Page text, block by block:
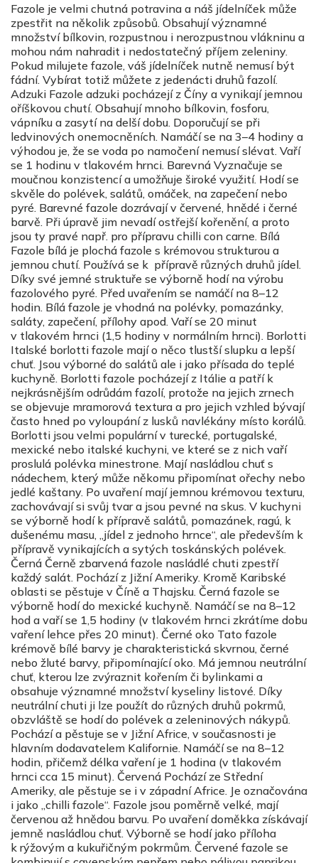
Fazole je velmi chutná potravina a náš jídelníček může
zpestřit na několik způsobů. Obsahují významné
množství bílkovin, rozpustnou i nerozpustnou vlákninu a
mohou nám nahradit i nedostatečný příjem zeleniny.
Pokud milujete fazole, váš jídelníček nutně nemusí být
fádní. Vybírat totiž můžete z jedenácti druhů fazolí.
Adzuki Fazole adzuki pocházejí z Číny a vynikají jemnou
oříškovou chutí. Obsahují mnoho bílkovin, fosforu,
vápníku a zasytí na delší dobu. Doporučují se při
ledvinových onemocněních. Namáčí se na 3–4 hodiny a
výhodou je, že se voda po namočení nemusí slévat. Vaří
se 1 hodinu v tlakovém hrnci. Barevná Vyznačuje se
moučnou konzistencí a umožňuje široké využití. Hodí se
skvěle do polévek, salátů, omáček, na zapečení nebo
pyré. Barevné fazole dozrávají v červené, hnědé i černé
barvě. Při úpravě jim nevadí ostřejší kořenění, a proto
jsou ty pravé např. pro přípravu chilli con carne. Bílá
Fazole bílá je plochá fazole s krémovou strukturou a
jemnou chutí. Používá se k přípravě různých druhů jídel.
Díky své jemné struktuře se výborně hodí na výrobu
fazolového pyré. Před uvařením se namáčí na 8–12
hodin. Bílá fazole je vhodná na polévky, pomazánky,
saláty, zapečení, přílohy apod. Vaří se 20 minut
v tlakovém hrnci (1,5 hodiny v normálním hrnci). Borlotti
Italské borlotti fazole mají o něco tlustší slupku a lepší
chuť. Jsou výborné do salátů ale i jako přísada do teplé
kuchyně. Borlotti fazole pocházejí z Itálie a patří k
nejkrásnějším odrůdám fazolí, protože na jejich zrnech
se objevuje mramorová textura a pro jejich vzhled bývají
často hned po vyloupání z lusků navlékány místo korálů.
Borlotti jsou velmi populární v turecké, portugalské,
mexické nebo italské kuchyni, ve které se z nich vaří
proslulá polévka minestrone. Mají nasládlou chuť s
nádechem, který může někomu připomínat ořechy nebo
jedlé kaštany. Po uvaření mají jemnou krémovou texturu,
zachovávají si svůj tvar a jsou pevné na skus. V kuchyni
se výborně hodí k přípravě salátů, pomazánek, ragú, k
dušenému masu, „jídel z jednoho hrnce“, ale především k
přípravě vynikajících a sytých toskánských polévek.
Černá Černě zbarvená fazole nasládlé chuti zpestří
každý salát. Pochází z Jižní Ameriky. Kromě Karibské
oblasti se pěstuje v Číně a Thajsku. Černá fazole se
výborně hodí do mexické kuchyně. Namáčí se na 8–12
hod a vaří se 1,5 hodiny (v tlakovém hrnci zkrátíme dobu
vaření lehce přes 20 minut). Černé oko Tato fazole
krémově bílé barvy je charakteristická skvrnou, černé
nebo žluté barvy, připomínající oko. Má jemnou neutrální
chuť, kterou lze zvýraznit kořením či bylinkami a
obsahuje významné množství kyseliny listové. Díky
neutrální chuti ji lze použít do různých druhů pokrmů,
obzvláště se hodí do polévek a zeleninových nákypů.
Pochází a pěstuje se v Jižní Africe, v současnosti je
hlavním dodavatelem Kalifornie. Namáčí se na 8–12
hodin, přičemž délka vaření je 1 hodina (v tlakovém
hrnci cca 15 minut). Červená Pochází ze Střední
Ameriky, ale pěstuje se i v západní Africe. Je označována
i jako „chilli fazole“. Fazole jsou poměrně velké, mají
červenou až hnědou barvu. Po uvaření doměkka získávají
jemně nasládlou chuť. Výborně se hodí jako příloha
k rýžovým a kukuřičným pokrmům. Červené fazole se